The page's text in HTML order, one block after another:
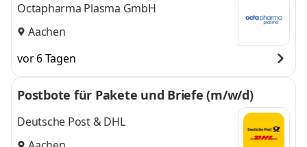
Octapharma Plasma GmbH
Aachen
vor 6 Tagen
Postbote für Pakete und Briefe (m/w/d)
Deutsche Post & DHL